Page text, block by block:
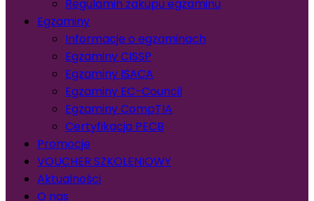
Regulamin zakupu egzaminu
Egzaminy
Informacje o egzaminach
Egzaminy CISSP
Egzaminy ISACA
Egzaminy EC-Council
Egzaminy CompTIA
Certyfikacja PECB
Promocje
VOUCHER SZKOLENIOWY
Aktualności
O nas